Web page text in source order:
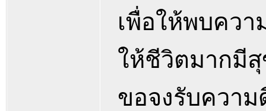
เพื่อให้พบคว
ให้ชีวิตมากมี
ขอจงรับความ